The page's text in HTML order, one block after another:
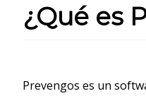
¿Qué es
Prevengos es un